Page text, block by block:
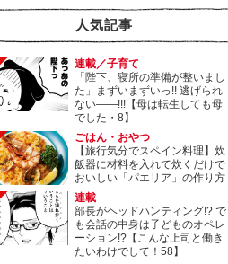
人気記事
連載／子育て
「陛下、寝所の準備が整いまし
た」まずいまずいっ!! 逃げられ
ない――!!!【母は転生しても母
でした・8】
ごはん・おやつ
【旅行気分でスペイン料理】炊
飯器に材料を入れて炊くだけで
おいしい「パエリア」の作り方
連載
部長がヘッドハンティング!? で
も会話の中身は子どものオペレ
ーション!?【こんな上司と働き
たいわけでして！58】